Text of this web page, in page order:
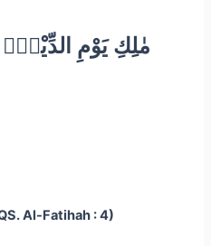
مٰلِكِ يَوْمِ الدِّيْنِۗ
Al-Fatihah : 4)